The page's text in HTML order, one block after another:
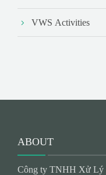
VWS Activities
ABOUT
Công ty TNHH Xử Lý